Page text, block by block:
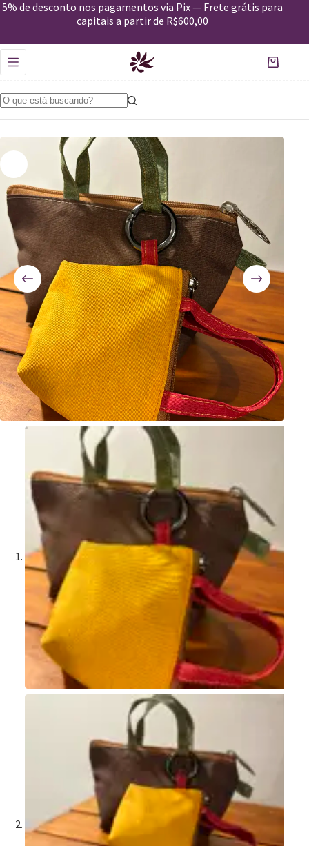
R$79,00
Apenas 2 em estoque
Comprar
5% de desconto nos pagamentos via Pix — Frete grátis para
capitais a partir de R$600,00